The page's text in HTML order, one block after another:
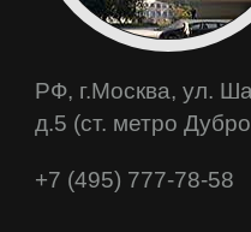
РФ, г.Москва, ул.
д.5 (ст. метро
+7 (495) 777-78-58